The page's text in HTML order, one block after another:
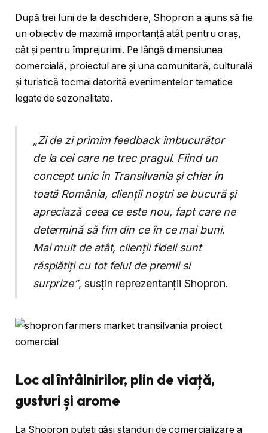
După trei luni de la deschidere, Shopron a ajuns să fie
un obiectiv de maximă importanță atât pentru oraș,
cât și pentru împrejurimi. Pe lângă dimensiunea
comercială, proiectul are și una comunitară, culturală
și turistică tocmai datorită evenimentelor tematice
legate de sezonalitate.
„Zi de zi primim feedback îmbucurător
de la cei care ne trec pragul. Fiind un
concept unic în Transilvania și chiar în
toată România, clienții noștri se bucură și
apreciază ceea ce este nou, fapt care ne
determină să fim din ce în ce mai buni.
Mai mult de atât, clienții fideli sunt
răsplătiți cu tot felul de premii si
surprize”, susțin reprezentanții Shopron.
Loc al întâlnirilor, plin de viață,
gusturi și arome
La Shopron puteți găsi standuri de comercializare a